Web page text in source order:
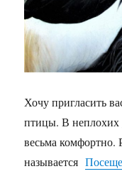
Хочу пригласить
птицы. В неплохих
весьма комфортно.
называется